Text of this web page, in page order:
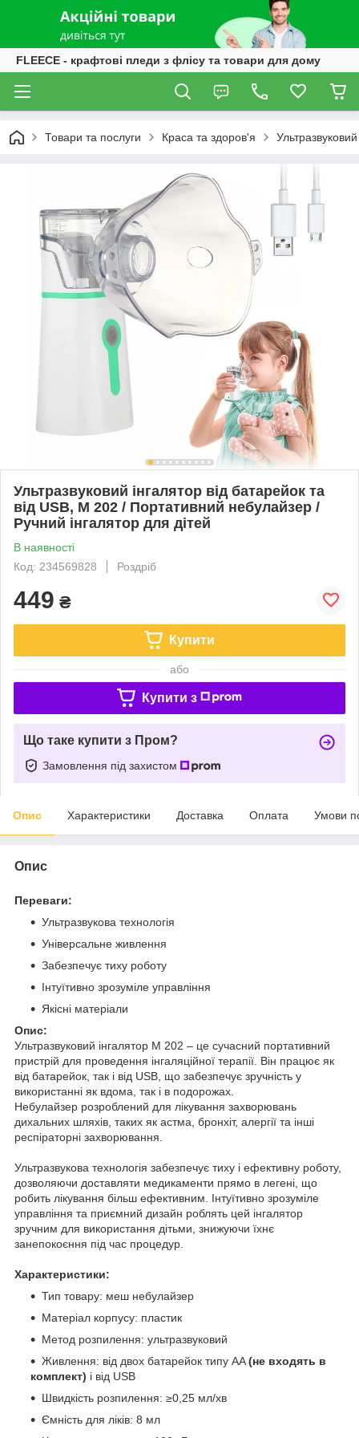
FLEECE - крафтові пледи з флісу та товари для дому
Товари та послуги Краса та здоров'я
Ультразвуковий інгалятор від батарейок та
від USB, M 202 / Портативний небулайзер /
Ручний інгалятор для дітей
В наявності
Код: 234569828
Роздріб
449 ₴
Купити
або
Купити з
Що таке купити з Пром?
Замовлення під захистом
Опис Характеристики Доставка Оплата Умови
Опис
Переваги:
Ультразвукова технологія
Універсальне живлення
Забезпечує тиху роботу
Інтуїтивно зрозуміле управління
Якісні матеріали
Опис:
Ультразвуковий інгалятор M 202 – це сучасний портативний
пристрій для проведення інгаляційної терапії. Він працює як
від батарейок, так і від USB, що забезпечує зручність у
використанні як вдома, так і в подорожах.
Небулайзер розроблений для лікування захворювань
дихальних шляхів, таких як астма, бронхіт, алергії та інші
респіраторні захворювання.
Ультразвукова технологія забезпечує тиху і ефективну роботу,
дозволяючи доставляти медикаменти прямо в легені, що
робить лікування більш ефективним. Інтуїтивно зрозуміле
управління та приємний дизайн роблять цей інгалятор
зручним для використання дітьми, знижуючи їхнє
занепокоєння під час процедур.
Характеристики:
Тип товару: меш небулайзер
Матеріал корпусу: пластик
Метод розпилення: ультразвуковий
Живлення: від двох батарейок типу AA(не входять в
комплект) і від USB
Швидкість розпилення: ≥0,25 мл/хв
Ємність для ліків: 8 мл